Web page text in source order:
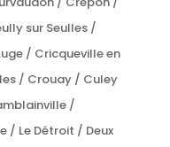
sur Seulles /
/ Cricqueville en
/ Crouay / Culey
/
/ Le Détroit / Deux